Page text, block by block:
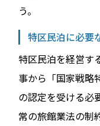
う。
特区民泊に必要
特区民泊を経営す
事から「国家戦略
の認定を受ける必
常の旅館業法の制